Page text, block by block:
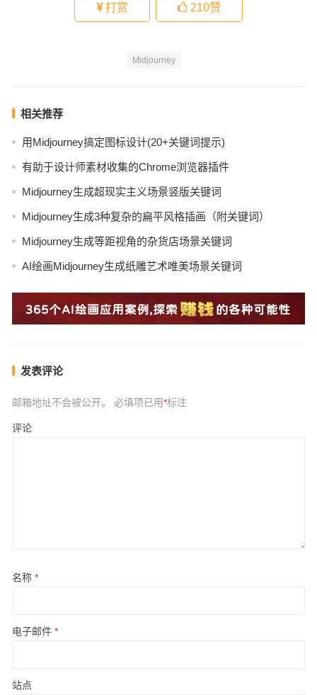
打赏 210赞
Midjourney
相关推荐
用Midjourney搞定图标设计(20+关键词提示)
有助于设计师素材收集的Chrome浏览器插件
Midjourney生成超现实主义场景竖版关键词
Midjourney生成3种复杂的扁平风格插画（附关键词）
Midjourney生成等距视角的杂货店场景关键词
AI绘画Midjourney生成纸雕艺术唯美场景关键词
发表评论
邮箱地址不会被公开。 必填项已用*标注
评论
名称 *
电子邮件 *
站点